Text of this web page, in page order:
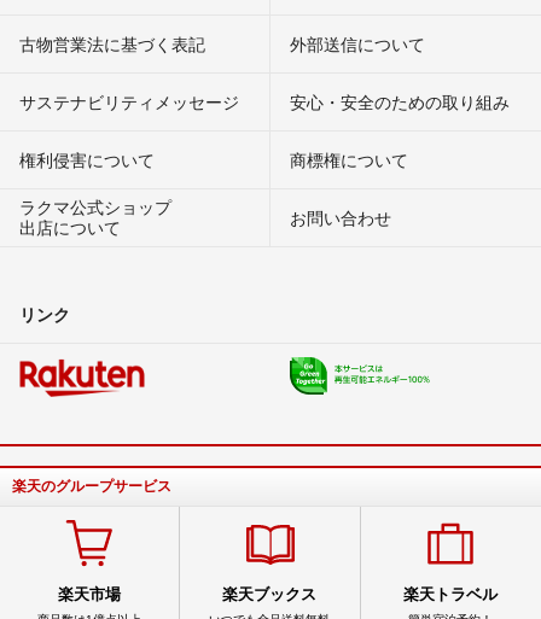
古物営業法に基づく表記 外部送信について
サステナビリティメッセージ 安心・安全のための取り組み
権利侵害について
商標権について
ラクマ公式ショップ
出店について
お問い合わせ
リンク
楽天のグループサービス
楽天市場 楽天ブックス 楽天トラベル